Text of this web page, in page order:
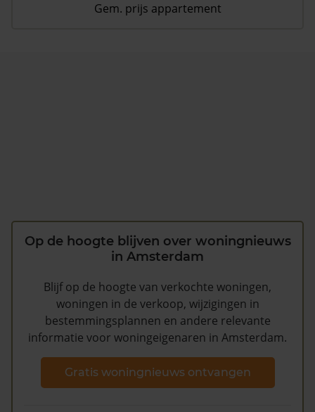
Gem. prijs appartement
Op de hoogte blijven over woningnieuws
in Amsterdam
Blijf op de hoogte van verkochte woningen,
woningen in de verkoop, wijzigingen in
bestemmingsplannen en andere relevante
informatie voor woningeigenaren in Amsterdam.
Gratis woningnieuws ontvangen